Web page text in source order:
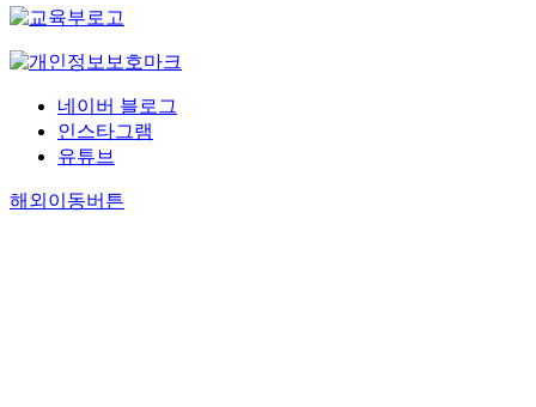
네이버 블로그
인스타그램
유튜브
해외이동버튼